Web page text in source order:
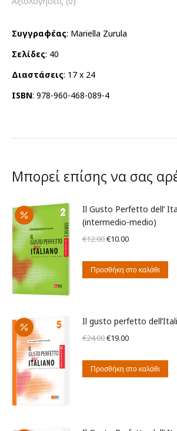
Συγγραφέας: Mariella Zurula
Σελίδες: 40
Διαστάσεις: 17 x 24
ISBN: 978-960-468-089-4
Μπορεί επίσης να σας
Il Gusto Perfetto dell’
(intermedio-medio)
€12.00Original
was:
€10.00Η
τιμή
Προσθήκη στο καλάθι
Il gusto perfetto
€24.00Original
was:
€19.00Η
τιμή
Προσθήκη στο καλάθι